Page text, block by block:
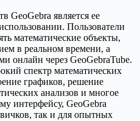
GeoGebra является ее
Пользователи
математические объекты,
в реальном времени, а
онлайн через GeoGebraTube.
спектр математических
графиков, решение
анализов и многое
интерфейсу, GeoGebra
так и для опытных